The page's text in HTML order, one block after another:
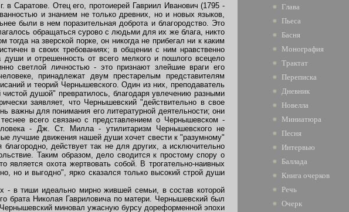
Саратове. Отец его, протоиерей Гавриил Иванович (1795 -
и знанием не только древних, но и новых языков,
были в нем поразительная доброта и благородство. Это
обращаться сурово с людьми для их же блага, никто
на зверской порке, он никогда не прибегал ни к каким
в своих требованиях; в общении с ним нравственно
и отрешенность от всего мелкого и пошлого всецело
светлой личностью - это признают злейшие враги его
принадлежат двум престарелым представителям
и теорий Чернышевского. Один из них, преподаватель
душой" превратилось, благодаря увлечению разными
заявляет, что Чернышевский "действительно в свое
важны для понимания его литературной деятельности; они
всего связано с представлением о Чернышевском -
- Дж. Ст. Милла - утилитаризм Чернышевского не
лучшие движения нашей души хочет свести к "разумному"
действует так не для других, а исключительно
Таким образом, дело сводится к простому спору о
охота жертвовать собой. В трогательно-наивных
но и выгодно", ярко сказался только высокий строй души
- в тиши идеально мирно жившей семьи, в состав которой
Николая Гавриловича по матери. Чернышевский был
миновал ужасную бурсу дореформенной эпохи
Глава
Пьеса
Басня
Монография
Трактат
Переписка
Дневник
Новелла
Миниатюра
Песня
Интервью
Баллада
Книга очерков
Речь
Очерк